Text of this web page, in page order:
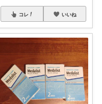
コレ いいね